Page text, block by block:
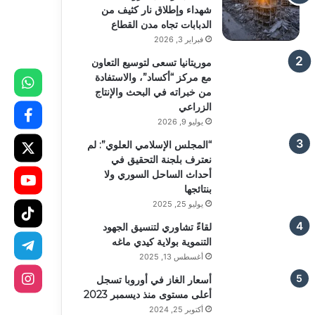
شهداء وإطلاق نار كثيف من
الدبابات تجاه مدن القطاع
فبراير 3, 2026
موريتانيا تسعى لتوسيع التعاون
مع مركز “أكساد”، والاستفادة
من خبراته في البحث والإنتاج
الزراعي
يوليو 9, 2026
“المجلس الإسلامي العلوي”: لم
نعترف بلجنة التحقيق في
أحداث الساحل السوري ولا
بنتائجها
يوليو 25, 2025
لقاءً تشاوري لتنسيق الجهود
التنموية بولاية كيدي ماغه
أغسطس 13, 2025
أسعار الغاز في أوروبا تسجل
أعلى مستوى منذ ديسمبر 2023
أكتوبر 25, 2024